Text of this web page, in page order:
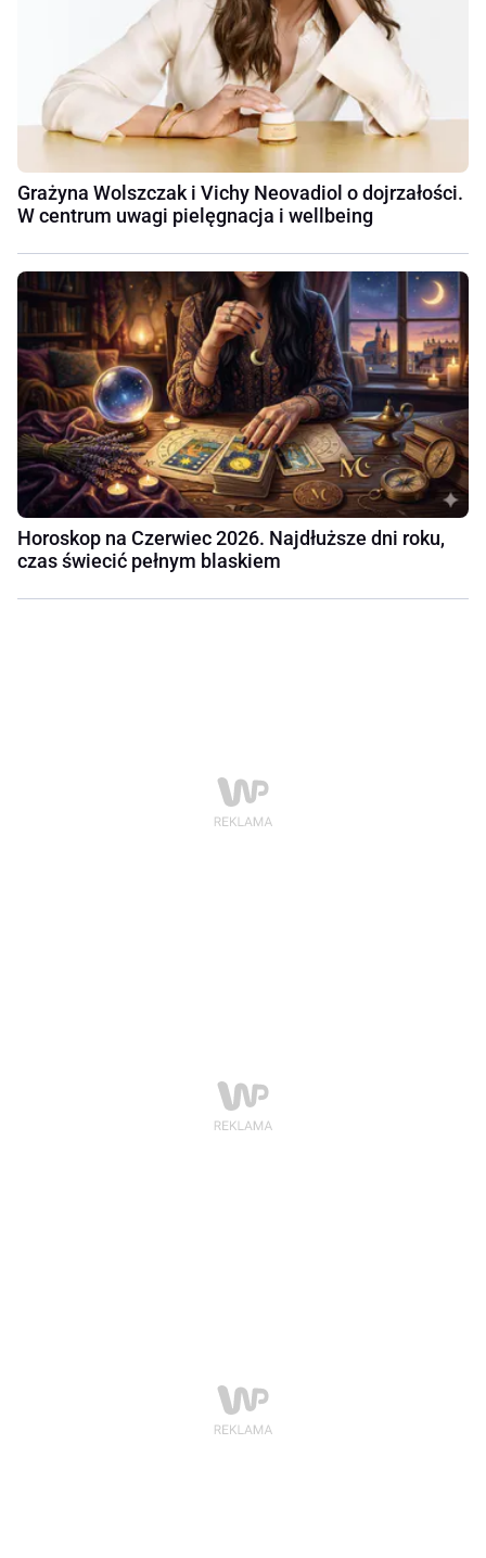
Grażyna Wolszczak i Vichy Neovadiol o dojrzałości.
W centrum uwagi pielęgnacja i wellbeing
Horoskop na Czerwiec 2026. Najdłuższe dni roku,
czas świecić pełnym blaskiem